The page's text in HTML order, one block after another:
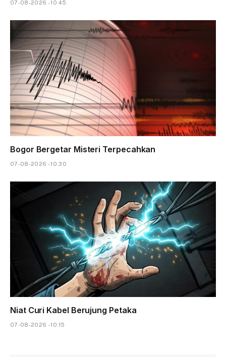
07-08-2026 - 10.45
Bogor Bergetar Misteri Terpecahkan
07-08-2026 - 10.30
Niat Curi Kabel Berujung Petaka
07-08-2026 - 10.15